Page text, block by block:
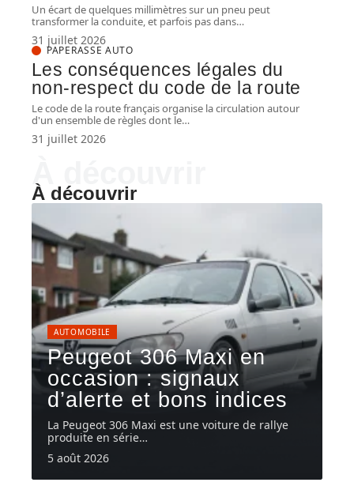
Un écart de quelques millimètres sur un pneu peut
transformer la conduite, et parfois pas dans…
31 juillet 2026
PAPERASSE AUTO
Les conséquences légales du
non-respect du code de la route
Le code de la route français organise la circulation autour
d'un ensemble de règles dont le…
31 juillet 2026
À découvrir
AUTOMOBILE
Peugeot 306 Maxi en
occasion : signaux
d’alerte et bons indices
La Peugeot 306 Maxi est une voiture de rallye
produite en série…
5 août 2026